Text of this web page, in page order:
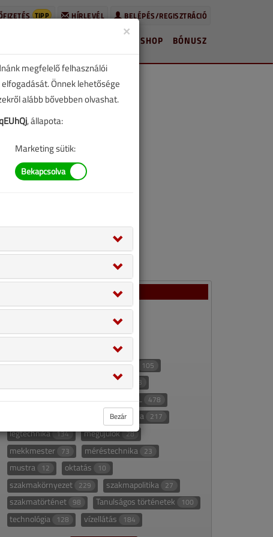
BELÉPÉS/REGISZTRÁCIÓ
HÍRLEVÉL
TIPP
BÓNUSZ
SHOP
ajánló appajánló
27
épületgépészet 336 eszközeink 105
gázellátás 73
gépészninja 10 hírek 70 HKL 478
klímatechnika 217
légtechnika 134 megújulók 28
mekkmester 73 méréstechnika 23
mustra 12 oktatás 10
szakmakörnyezet 229 szakmapolitika 27
szakmatörténet 98 Tanulságos történetek 100
technológia 128 vízellátás 184
×
megfelelő felhasználói
Önnek lehetősége
alább bővebben olvashat.
, állapota:
Marketing sütik:
Bezár